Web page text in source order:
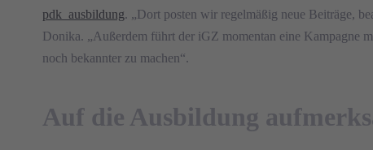
pdk_ausbildung. „Dort posten wir regelmäßig neue Beiträge,
Donika. „Außerdem führt der iGZ momentan eine Kampagne
noch bekannter zu machen“.
Auf die Ausbildung